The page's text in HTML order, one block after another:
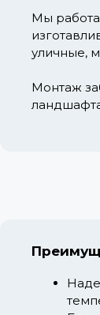
Мы
уличные,
Монтаж